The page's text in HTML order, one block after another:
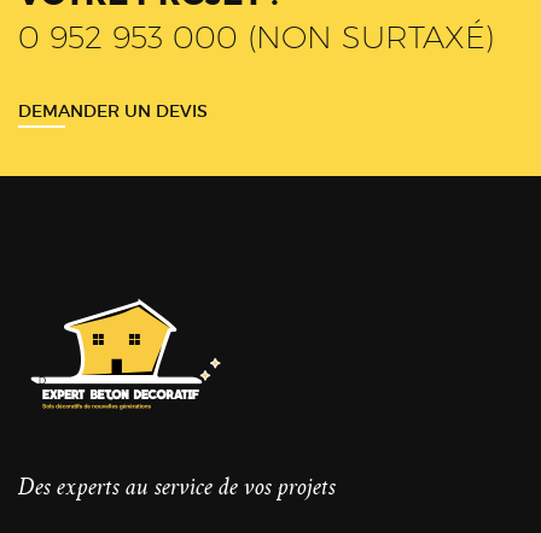
0 952 953 000 (NON SURTAXÉ)
DEMANDER UN DEVIS
Des experts au service de vos projets